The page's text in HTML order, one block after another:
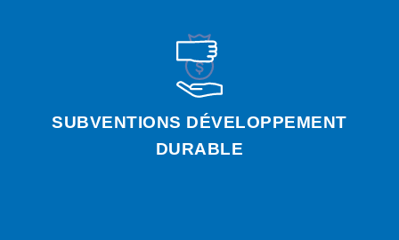
SUBVENTIONS DÉVELOPPEMENT
DURABLE